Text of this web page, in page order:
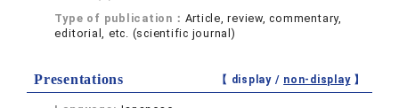
Type of publication： Article, review, commentary,
editorial, etc. (scientific journal)
Presentations 【 display / non-display】